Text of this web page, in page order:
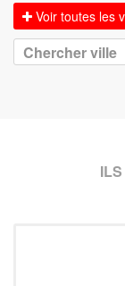
Voir toutes les